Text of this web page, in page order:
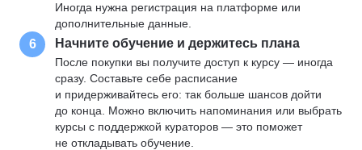
Иногда нужна регистрация на платформе или
дополнительные данные.
6 Начните обучение и держитесь плана
После покупки вы получите доступ к курсу — иногда
сразу. Составьте себе расписание
и придерживайтесь его: так больше шансов дойти
до конца. Можно включить напоминания или выбрать
курсы с поддержкой кураторов — это поможет
не откладывать обучение.